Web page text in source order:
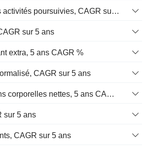
Bénéfices des activités poursuivies, CAGR sur 5 ans
sur 5 ans
extra, 5 ans CAGR %
CAGR sur 5 ans
Immobilisations corporelles nettes, 5 ans CAGR %
sur 5 ans
CAGR sur 5 ans